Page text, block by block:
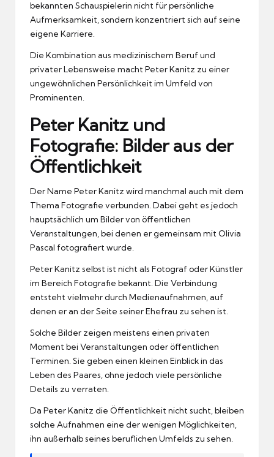
bekannten Schauspielerin nicht für persönliche
Aufmerksamkeit, sondern konzentriert sich auf seine
eigene Karriere.
Die Kombination aus medizinischem Beruf und
privater Lebensweise macht Peter Kanitz zu einer
ungewöhnlichen Persönlichkeit im Umfeld von
Prominenten.
Peter Kanitz und
Fotografie: Bilder aus der
Öffentlichkeit
Der Name Peter Kanitz wird manchmal auch mit dem
Thema Fotografie verbunden. Dabei geht es jedoch
hauptsächlich um Bilder von öffentlichen
Veranstaltungen, bei denen er gemeinsam mit Olivia
Pascal fotografiert wurde.
Peter Kanitz selbst ist nicht als Fotograf oder Künstler
im Bereich Fotografie bekannt. Die Verbindung
entsteht vielmehr durch Medienaufnahmen, auf
denen er an der Seite seiner Ehefrau zu sehen ist.
Solche Bilder zeigen meistens einen privaten
Moment bei Veranstaltungen oder öffentlichen
Terminen. Sie geben einen kleinen Einblick in das
Leben des Paares, ohne jedoch viele persönliche
Details zu verraten.
Da Peter Kanitz die Öffentlichkeit nicht sucht, bleiben
solche Aufnahmen eine der wenigen Möglichkeiten,
ihn außerhalb seines beruflichen Umfelds zu sehen.